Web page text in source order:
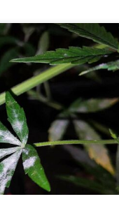
chorób
rośliny konopi,
i rozwój. […]